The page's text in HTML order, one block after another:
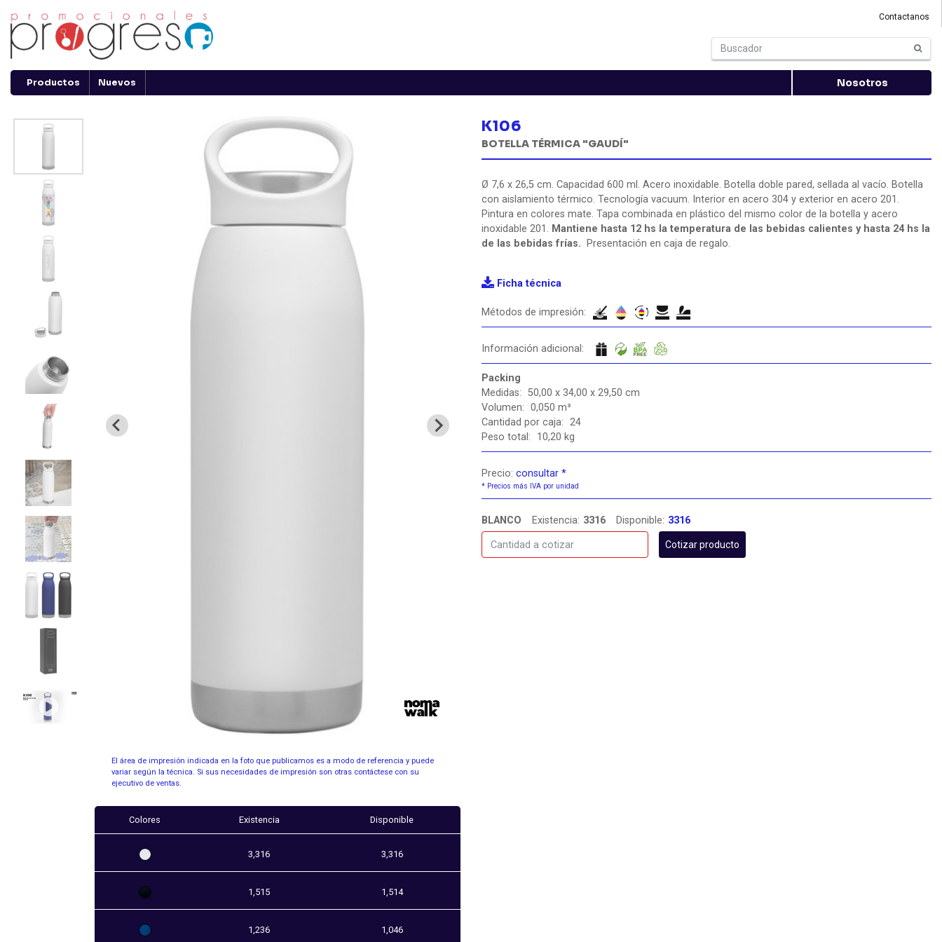
Contactanos
Productos Nuevos Nosotros
El área de impresión indicada en la foto que publicamos es a modo de referencia y puede
variar según la técnica. Si sus necesidades de impresión son otras contáctese con su
ejecutivo de ventas.
Colores Existencia Disponible
3,316 3,316
1,515 1,514
1,236 1,046
K106
BOTELLA TÉRMICA "GAUDÍ"
Ø 7,6 x 26,5 cm. Capacidad 600 ml. Acero inoxidable. Botella doble pared, sellada al vacío. Botella
con aislamiento térmico. Tecnología vacuum. Interior en acero 304 y exterior en acero 201.
Pintura en colores mate. Tapa combinada en plástico del mismo color de la botella y acero
inoxidable 201. Mantiene hasta 12 hs la temperatura de las bebidas calientes y hasta 24 hs la
de las bebidas frías. Presentación en caja de regalo.
Ficha técnica
Métodos de impresión:
Información adicional:
Packing
Medidas: 50,00 x 34,00 x 29,50 cm
Volumen: 0,050 m³
Cantidad por caja: 24
Peso total:
10,20 kg
Precio: consultar *
* Precios más IVA por unidad
BLANCO Existencia: 3316 Disponible: 3316
Cotizar producto